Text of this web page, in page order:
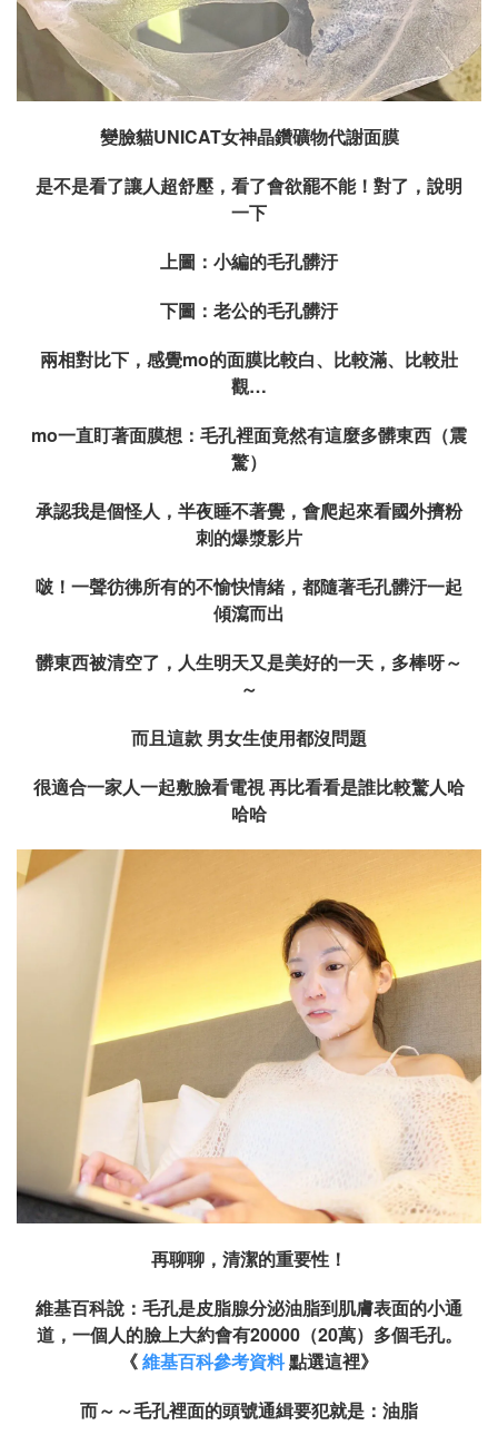
變臉貓UNICAT女神晶鑽礦物代謝面膜
是不是看了讓人超舒壓，看了會欲罷不能！對了，說明
一下
上圖：小編的毛孔髒汙
下圖：老公的毛孔髒汙
兩相對比下，感覺mo的面膜比較白、比較滿、比較壯
觀…
mo一直盯著面膜想：毛孔裡面竟然有這麼多髒東西（震
驚）
承認我是個怪人，半夜睡不著覺，會爬起來看國外擠粉
刺的爆漿影片
啵！一聲彷彿所有的不愉快情緒，都隨著毛孔髒汙一起
傾瀉而出
髒東西被清空了，人生明天又是美好的一天，多棒呀～
～
而且這款 男女生使用都沒問題
很適合一家人一起敷臉看電視 再比看看是誰比較驚人哈
哈哈
再聊聊，清潔的重要性！
維基百科說：毛孔是皮脂腺分泌油脂到肌膚表面的小通
道，一個人的臉上大約會有20000（20萬）多個毛孔。
《維基百科參考資料點選這裡》
而～～毛孔裡面的頭號通緝要犯就是：油脂